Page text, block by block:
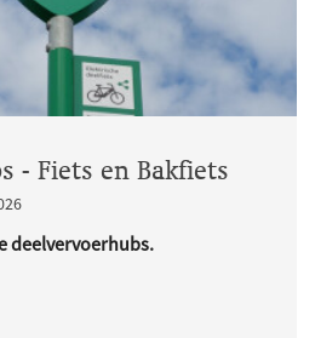
- Fiets en Bakfiets
deelvervoerhubs.